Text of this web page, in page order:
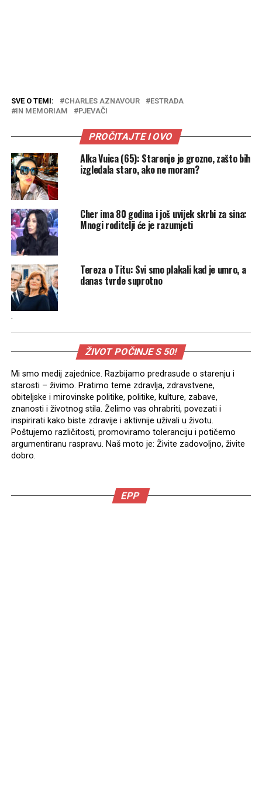
SVE O TEMI: CHARLES AZNAVOUR
ESTRADA
IN MEMORIAM
PJEVAČI
PROČITAJTE I OVO
Alka Vuica (65): Starenje je grozno, zašto bih
izgledala staro, ako ne moram?
Cher ima 80 godina i još uvijek skrbi za sina:
Mnogi roditelji će je razumjeti
Tereza o Titu: Svi smo plakali kad je umro, a
danas tvrde suprotno
.
ŽIVOT POČINJE S 50!
Mi smo medij zajednice. Razbijamo predrasude o starenju i
starosti – živimo. Pratimo teme zdravlja, zdravstvene,
obiteljske i mirovinske politike, politike, kulture, zabave,
znanosti i životnog stila. Želimo vas ohrabriti, povezati i
inspirirati kako biste zdravije i aktivnije uživali u životu.
Poštujemo različitosti, promoviramo toleranciju i potičemo
argumentiranu raspravu. Naš moto je: Živite zadovoljno, živite
dobro.
EPP